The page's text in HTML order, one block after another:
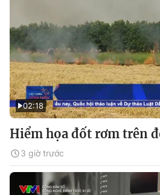
02:18
Hiểm họa đốt rơm trên
3 giờ trước